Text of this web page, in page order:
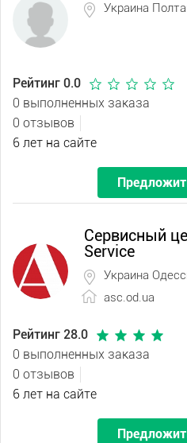
Украина
Рейтинг 0.0
0 выполненных заказа
0 отзывов
6 лет на сайте
Сервисный
Service
Украина
asc.od.ua
Рейтинг 28.0
0 выполненных заказа
0 отзывов
6 лет на сайте